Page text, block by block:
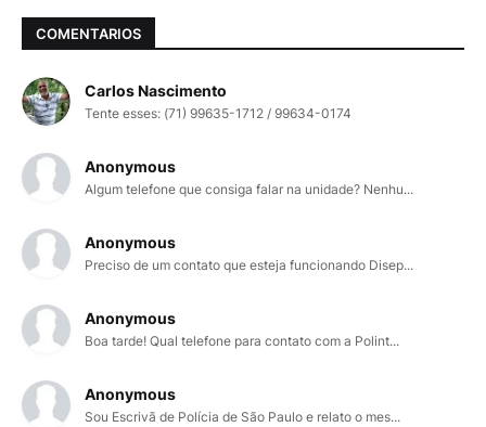
COMENTARIOS
Carlos Nascimento
Tente esses: (71) 99635-1712 / 99634-0174
Anonymous
Algum telefone que consiga falar na unidade? Nenhu...
Anonymous
Preciso de um contato que esteja funcionando Disep...
Anonymous
Boa tarde! Qual telefone para contato com a Polint...
Anonymous
Sou Escrivã de Polícia de São Paulo e relato o mes...